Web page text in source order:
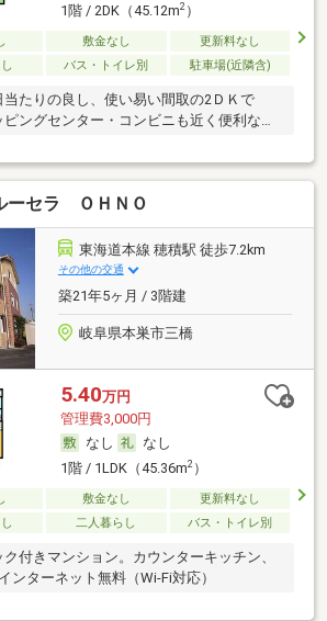
1階 / 2DK（45.12m2）
敷金なし
更新料なし
バス・トイレ別 駐車場(近隣含)
当たりの良し、使い易い間取の2ＤＫで
ングセンター・コンビニも近く便利なエ
ーセラ ＯＨＮＯ
東海道本線 穂積駅 徒歩7.2km
その他の交通
築21年5ヶ月 / 3階建
岐阜県本巣市三橋
5.40万円
管理費3,000円
なし
なし
1階 / 1LDK（45.36m2）
敷金なし
更新料なし
二人暮らし バス・トイレ別
付きマンション。カウンターキッチン、
ンターネット無料（Wi-Fi対応）